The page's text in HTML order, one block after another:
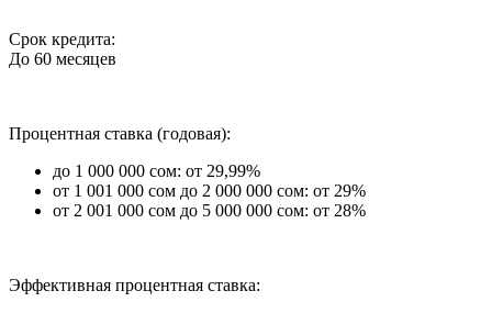
Срок кредита:
До 60 месяцев
Процентная ставка (годовая):
до 1 000 000 сом: от 29,99%
от 1 001 000 сом до 2 000 000 сом: от 29%
от 2 001 000 сом до 5 000 000 сом: от 28%
Эффективная процентная ставка: